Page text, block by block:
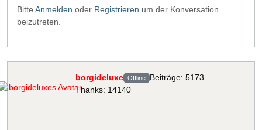
Bitte Anmelden oder Registrieren um der Konversation
beizutreten.
borgideluxe Offline Beiträge: 5173
Thanks: 14140